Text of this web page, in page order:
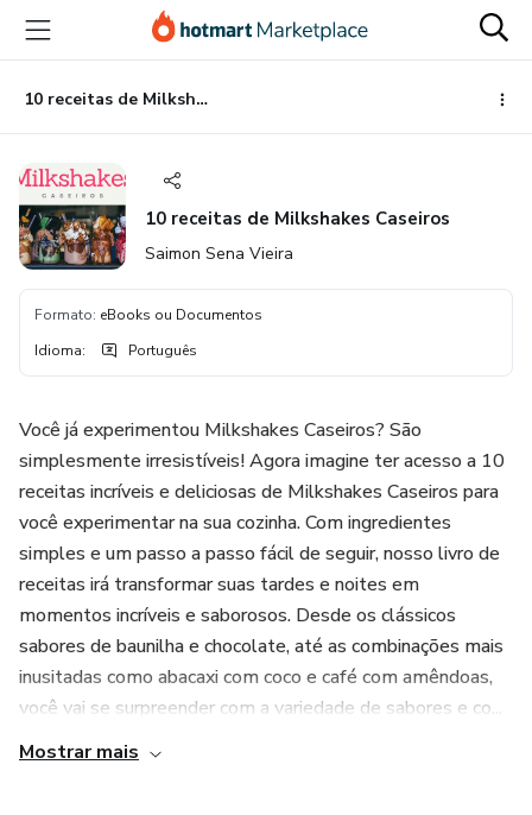
para
conteúdo
principal
para
pagamento
para
rodapé
10 receitas de Milkshakes Caseiros
10 receitas de Milkshakes Caseiros
Saimon Sena Vieira
Formato: eBooks ou Documentos
Idioma: Português
Você já experimentou Milkshakes Caseiros? São
simplesmente irresistíveis! Agora imagine ter acesso a 10
receitas incríveis e deliciosas de Milkshakes Caseiros para
você experimentar na sua cozinha. Com ingredientes
simples e um passo a passo fácil de seguir, nosso livro de
receitas irá transformar suas tardes e noites em
momentos incríveis e saborosos. Desde os clássicos
sabores de baunilha e chocolate, até as combinações mais
inusitadas como abacaxi com coco e café com amêndoas,
você vai se surpreender com a variedade de sabores e co...
Mostrar mais